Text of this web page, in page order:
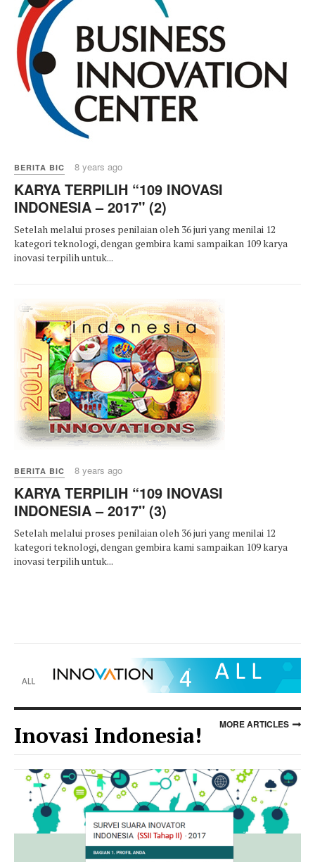
BERITA BIC 8 years ago
KARYA TERPILIH “109 INOVASI
INDONESIA – 2017" (2)
Setelah melalui proses penilaian oleh 36 juri yang menilai 12
kategori teknologi, dengan gembira kami sampaikan 109 karya
inovasi terpilih untuk...
BERITA BIC 8 years ago
KARYA TERPILIH “109 INOVASI
INDONESIA – 2017" (3)
Setelah melalui proses penilaian oleh 36 juri yang menilai 12
kategori teknologi, dengan gembira kami sampaikan 109 karya
inovasi terpilih untuk...
Inovasi Indonesia! MORE ARTICLES